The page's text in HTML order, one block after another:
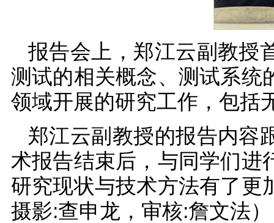
报告会上，郑江云副教授
测试的相关概念、测试系统
领域开展的研究工作，包括
郑江云副教授的报告内容
术报告结束后，与同学们进
研究现状与技术方法有了更
摄影:查申龙，审核:詹文法）